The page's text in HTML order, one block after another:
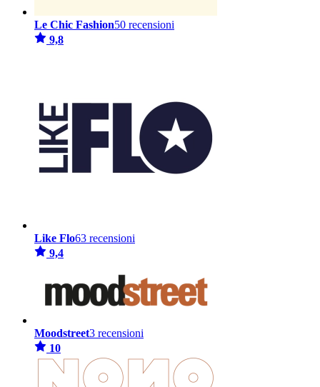
Le Chic Fashion50 recensioni
9,8
Like Flo63 recensioni
9,4
Moodstreet3 recensioni
10